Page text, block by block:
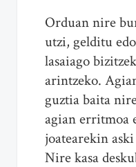
Orduan nire
utzi, gelditu
lasaiago
arintzeko.
guztia baita
agian erritmoa
joatearekin
Nire kasa